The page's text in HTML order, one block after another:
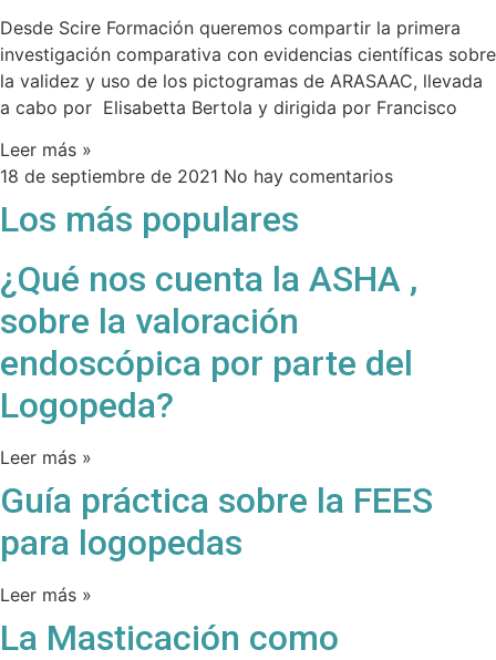
Desde Scire Formación queremos compartir la primera
investigación comparativa con evidencias científicas sobre
la validez y uso de los pictogramas de ARASAAC, llevada
a cabo por Elisabetta Bertola y dirigida por Francisco
Leer más »
18 de septiembre de 2021 No hay comentarios
Los más populares
¿Qué nos cuenta la ASHA ,
sobre la valoración
endoscópica por parte del
Logopeda?
Leer más »
Guía práctica sobre la FEES
para logopedas
Leer más »
La Masticación como